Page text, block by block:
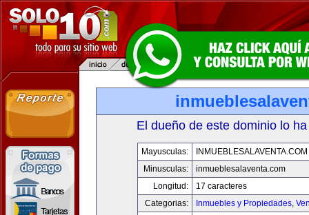
El dueño de este dominio lo
Mayusculas:
INMUEBLESALAVENTA.COM
Minusculas:
inmueblesalaventa.com
Longitud:
17 caracteres
Categorias:
Inmuebles y Propiedades,